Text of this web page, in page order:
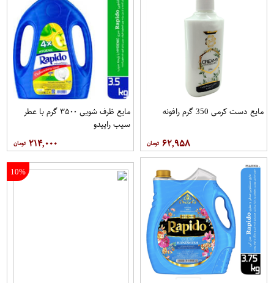
مایع دست کرمی 350 گرم رافونه
۶۲,۹۵۸
مایع ظرف شویی ۳۵۰۰ گرم با عطر
سیب راپیدو
۲۱۴,۰۰۰
10%